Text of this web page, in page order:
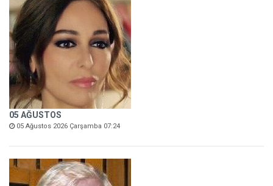
05 AĞUSTOS
05 Ağustos 2026 Çarşamba 07:24